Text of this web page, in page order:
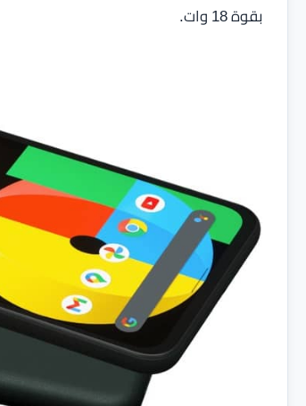
بقوة 18 وات.